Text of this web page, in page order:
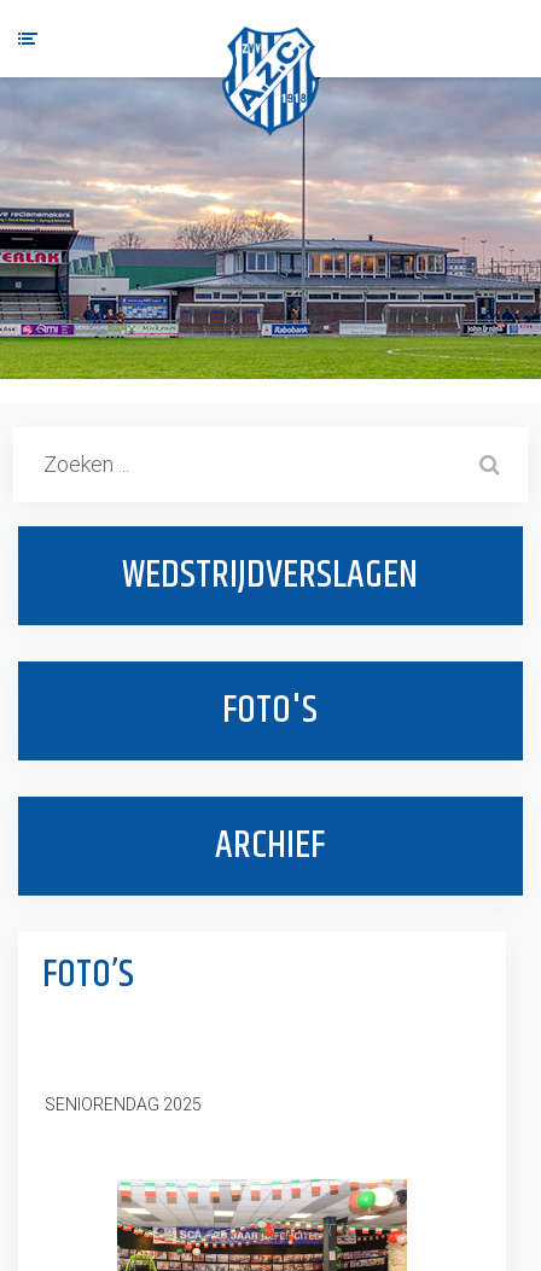
WEDSTRIJDVERSLAGEN
FOTO'S
ARCHIEF
FOTO’S
SENIORENDAG 2025